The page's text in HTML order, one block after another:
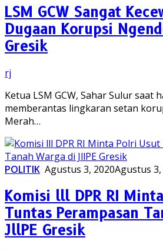
LSM GCW Sangat
Dugaan Korupsi
Gresik
rj
Ketua LSM GCW, Sahar Sulur saat
memberantas lingkaran setan
Merah…
POLITIK Agustus 3, 2020Agustus 3,
Komisi lll DPR RI
Tuntas Perampasan
JllPE Gresik